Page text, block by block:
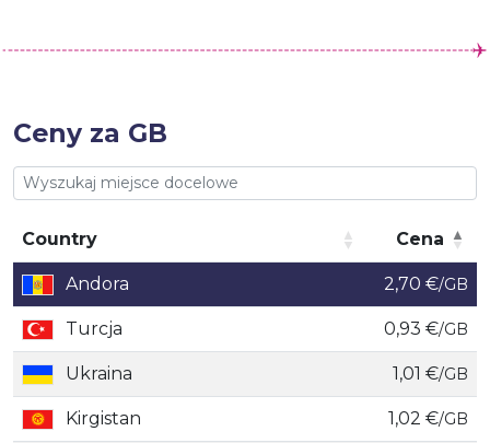
Ceny za GB
Country
Cena
Country
Cena
Andora 2,70 €/GB
Turcja 0,93 €/GB
Ukraina 1,01 €/GB
Kirgistan 1,02 €/GB